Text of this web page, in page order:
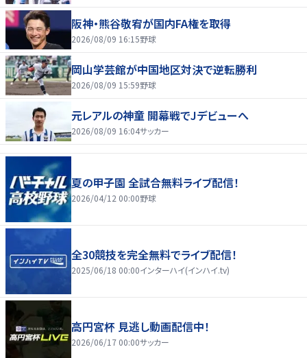
阪神・熊谷敬宥が国内FA権を取得
2026/08/09 16:15野球
岡山学芸館が中国地区対決で逆転勝利
2026/08/09 15:59野球
元レアルの神童 開幕戦でJデビューへ
2026/08/09 16:04サッカー
夏の甲子園 全試合無料ライブ配信！
2026/04/12 00:00野球
全30競技を完全無料でライブ配信！
2025/06/18 00:00インターハイ(インハイ.tv)
高円宮杯 見逃し動画配信中！
2026/06/17 00:00サッカー